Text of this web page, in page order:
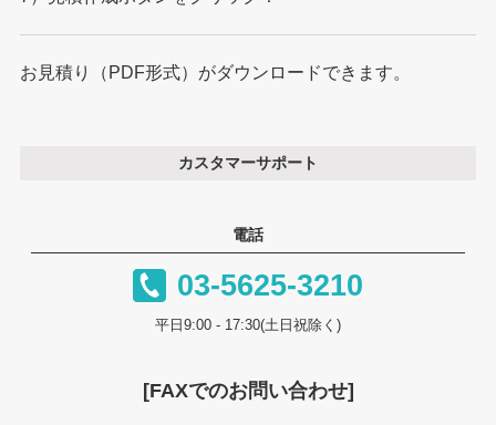
お見積り（PDF形式）がダウンロードできます。
カスタマーサポート
電話
03-5625-3210
平日9:00 - 17:30(土日祝除く)
[FAXでのお問い合わせ]